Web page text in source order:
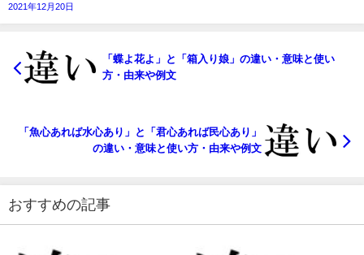
2021年12月20日
「蝶よ花よ」と「箱入り娘」の違い・意味と使い
方・由来や例文
「魚心あれば水心あり」と「君心あれば民心あり」
の違い・意味と使い方・由来や例文
おすすめの記事